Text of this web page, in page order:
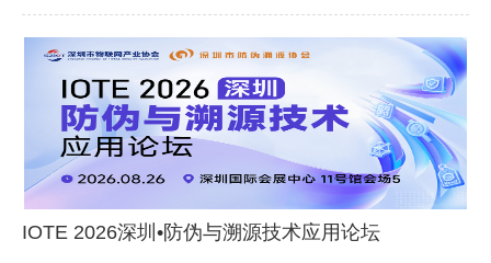
IOTE 2026深圳•防伪与溯源技术应用论坛